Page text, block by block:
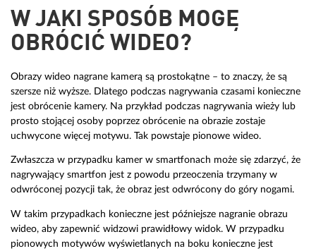
W JAKI SPOSÓB MOGĘ
OBRÓCIĆ WIDEO?
Obrazy wideo nagrane kamerą są prostokątne – to znaczy, że są
szersze niż wyższe. Dlatego podczas nagrywania czasami konieczne
jest obrócenie kamery. Na przykład podczas nagrywania wieży lub
prosto stojącej osoby poprzez obrócenie na obrazie zostaje
uchwycone więcej motywu. Tak powstaje pionowe wideo.
Zwłaszcza w przypadku kamer w smartfonach może się zdarzyć, że
nagrywający smartfon jest z powodu przeoczenia trzymany w
odwróconej pozycji tak, że obraz jest odwrócony do góry nogami.
W takim przypadkach konieczne jest późniejsze nagranie obrazu
wideo, aby zapewnić widzowi prawidłowy widok. W przypadku
pionowych motywów wyświetlanych na boku konieczne jest